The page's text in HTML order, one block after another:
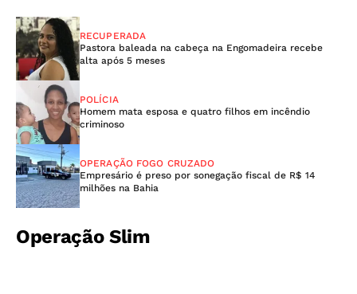
RECUPERADA
Pastora baleada na cabeça na Engomadeira recebe
alta após 5 meses
POLÍCIA
Homem mata esposa e quatro filhos em incêndio
criminoso
OPERAÇÃO FOGO CRUZADO
Empresário é preso por sonegação fiscal de R$ 14
milhões na Bahia
Operação Slim